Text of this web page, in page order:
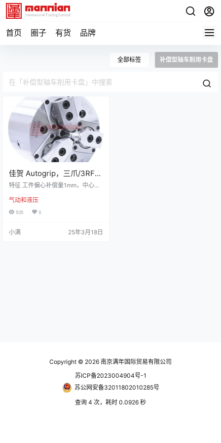
首页 圈子 有货 品牌
全部标签 补偿型轴车削用卡盘
佳贺 Autogrip，三爪/3RF，
补偿型轴车削用卡盘
特征 工件偏心补偿量1mm，中心顶
在不反转工件的情况下进行二次加
工，因此大幅减少准备时间。 通过
型回转缸(3RF-D)。 驱动销推力大
气动和液压
535 0
小满 25年3月18日
Copyright © 2026 南京满年国际贸易有限公司
苏ICP备2023004904号-1
苏公网安备32011802010285号
查询 4 次，耗时 0.0926 秒